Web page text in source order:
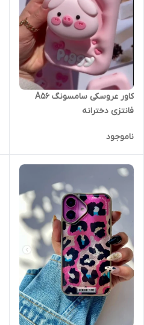
کاور عروسکی سامسونگ A56
فانتزی دخترانه
ناموجود